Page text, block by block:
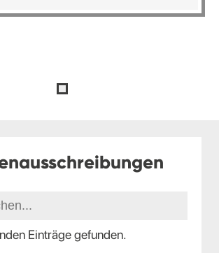
Einträge gefunden.